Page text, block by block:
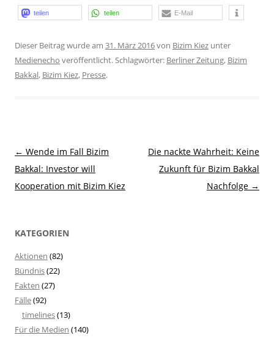
teilen teilen E-Mail
Dieser Beitrag wurde am 31. März 2016von Bizim Kiez unter
Medienecho veröffentlicht. Schlagwörter: Berliner Zeitung, Bizim
Bakkal, Bizim Kiez, Presse.
Beitragsnavigation
← Wende im Fall Bizim
Bakkal: Investor will
Kooperation mit Bizim Kiez
Die nackte Wahrheit: Keine
Zukunft für Bizim Bakkal
Nachfolge →
KATEGORIEN
Aktionen (82)
Bündnis(22)
Fakten (27)
Fälle(92)
timelines(13)
Für die Medien (140)